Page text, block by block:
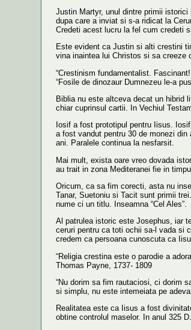
Justin Martyr, unul dintre primii
dupa care a inviat si s-a ridicat la
Credeti acest lucru la fel cum credeti
Este evident ca Justin si alti crestini
vina inaintea lui Christos si sa creeze
“Crestinism fundamentalist.
“Fosile de dinozaur Dumnezeu le-a
Biblia nu este altceva decat un hibrid
chiar cuprinsul cartii. In Vechiul
Iosif a fost prototipul pentru Iisus.
a fost vandut pentru 30 de monezi
ani. Paralele continua la nesfarsit.
Mai mult, exista oare vreo dovada
au trait in zona Mediteranei fie in
Oricum, ca sa fim corecti, asta nu
Tanar, Suetoniu si Tacit sunt primii
nume ci un titlu. Inseamna “Cel Ales”.
Al patrulea istoric este Josephus, iar
ceruri pentru ca toti ochii sa-l vada si
credem ca persoana cunoscuta ca
“Religia crestina este o parodie a
Thomas Payne, 1737- 1809
“Nu dorim sa fim rautaciosi, ci dorim
si simplu, nu este intemeiata pe
Realitatea este ca Iisus a fost
obtine controlul maselor. In anul 325